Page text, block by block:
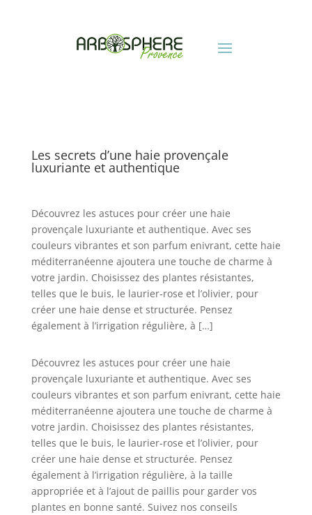
Les secrets d’une haie provençale
luxuriante et authentique
Découvrez les astuces pour créer une haie
provençale luxuriante et authentique. Avec ses
couleurs vibrantes et son parfum enivrant, cette haie
méditerranéenne ajoutera une touche de charme à
votre jardin. Choisissez des plantes résistantes,
telles que le buis, le laurier-rose et l’olivier, pour
créer une haie dense et structurée. Pensez
également à l’irrigation régulière, à […]
Découvrez les astuces pour créer une haie
provençale luxuriante et authentique. Avec ses
couleurs vibrantes et son parfum enivrant, cette haie
méditerranéenne ajoutera une touche de charme à
votre jardin. Choisissez des plantes résistantes,
telles que le buis, le laurier-rose et l’olivier, pour
créer une haie dense et structurée. Pensez
également à l’irrigation régulière, à la taille
appropriée et à l’ajout de paillis pour garder vos
plantes en bonne santé. Suivez nos conseils